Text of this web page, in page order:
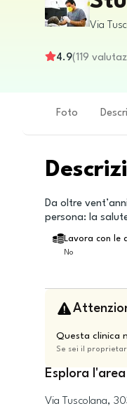
Via
4.9(119
Foto
Da oltre
persona: la
Lavora con le
No
Questa clinica
Se sei il
Esplora l'area
Via Tuscolana,